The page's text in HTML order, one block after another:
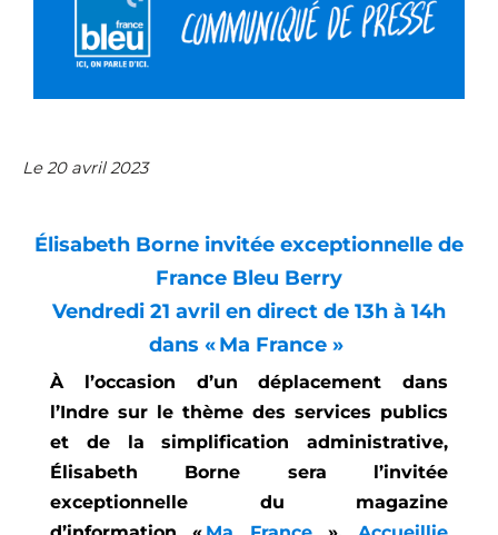
Le 20 avril 2023
Élisabeth Borne invitée exceptionnelle de
France Bleu Berry
Vendredi 21 avril en direct de 13h à 14h
dans « Ma France »
À l’occasion d’un déplacement dans
l’Indre sur le thème des services publics
et de la simplification administrative,
Élisabeth Borne sera l’invitée
exceptionnelle du magazine